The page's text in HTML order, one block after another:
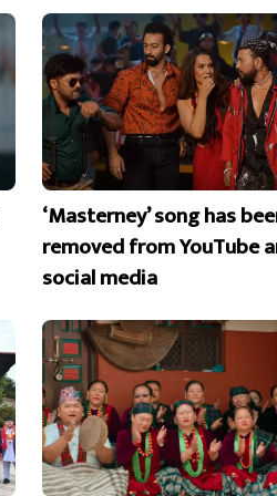
‘Masterney’ song has
removed from YouTube
social media